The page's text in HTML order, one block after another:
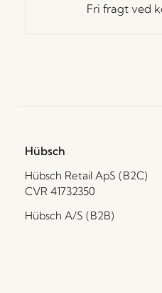
Fri fragt ved
Hübsch
Hübsch Retail ApS (B2C)
CVR 41732350
Hübsch A/S (B2B)